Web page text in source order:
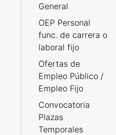
General
OEP Personal
func. de carrera o
laboral fijo
Ofertas de
Empleo Público /
Empleo Fijo
Convocatoria
Plazas
Temporales